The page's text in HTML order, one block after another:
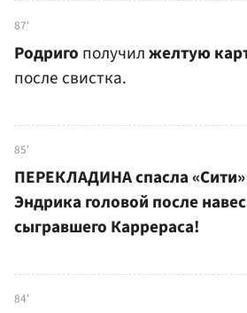
87'
Родриго получилжелтую
после свистка.
85'
ПЕРЕКЛАДИНА спасла «Сити»
Эндрика головой после
сыгравшего Каррераса!
84'